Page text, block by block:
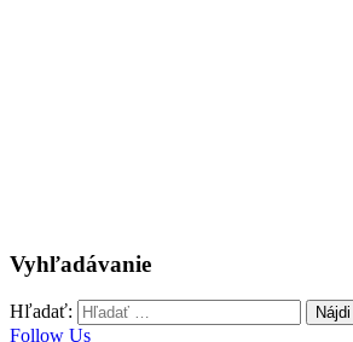
Vyhľadávanie
Hľadať:
Follow Us